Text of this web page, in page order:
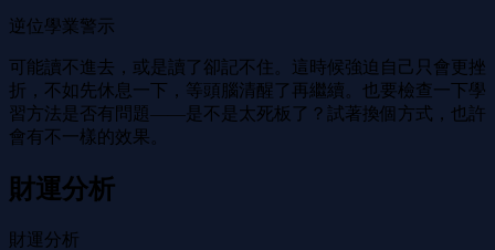
逆位學業警示
可能讀不進去，或是讀了卻記不住。這時候強迫自己只會更挫
折，不如先休息一下，等頭腦清醒了再繼續。也要檢查一下學
習方法是否有問題——是不是太死板了？試著換個方式，也許
會有不一樣的效果。
財運分析
財運分析